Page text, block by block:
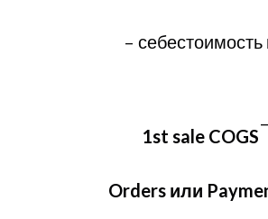
–
1st sale COGS
Orders или